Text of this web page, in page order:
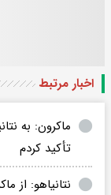
اخبار مرتبط
ماکرون: به
تأکید کردم
نتانیاهو: از